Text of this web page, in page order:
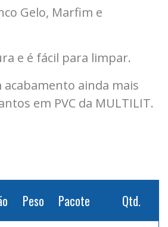
Gelo, Marfim e
e é fácil para limpar.
ainda mais
em PVC da MULTILIT.
Peso Pacote Qtd.